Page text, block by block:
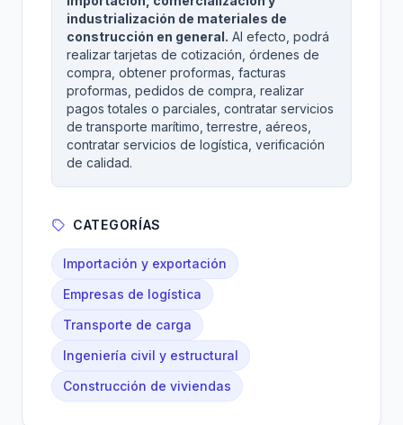
industrialización de materiales de
construcción en general. Al efecto, podrá
realizar tarjetas de cotización, órdenes de
compra, obtener proformas, facturas
proformas, pedidos de compra, realizar
pagos totales o parciales, contratar servicios
de transporte marítimo, terrestre, aéreos,
contratar servicios de logística, verificación
de calidad.
CATEGORÍAS
Importación y exportación
Empresas de logística
Transporte de carga
Ingeniería civil y estructural
Construcción de viviendas